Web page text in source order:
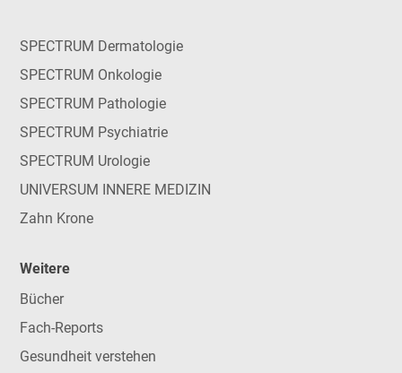
SPECTRUM Dermatologie
SPECTRUM Onkologie
SPECTRUM Pathologie
SPECTRUM Psychiatrie
SPECTRUM Urologie
UNIVERSUM INNERE MEDIZIN
Zahn Krone
Weitere
Bücher
Fach-Reports
Gesundheit verstehen